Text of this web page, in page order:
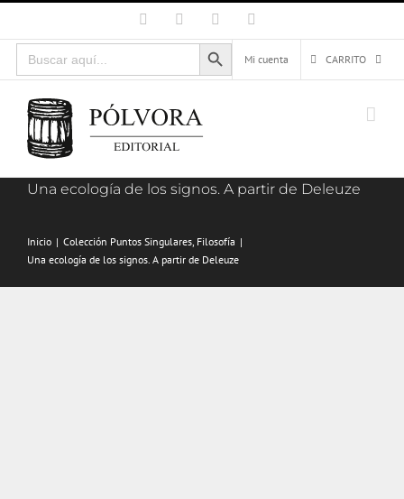
al
contenido
Facebook Instagram
Buscar:
Botón de búsqueda
Mi cuenta
CARRITO
Una ecología de los signos. A partir de Deleuze
Inicio Colección Puntos Singulares Filosofía
Una ecología de los signos. A partir de Deleuze